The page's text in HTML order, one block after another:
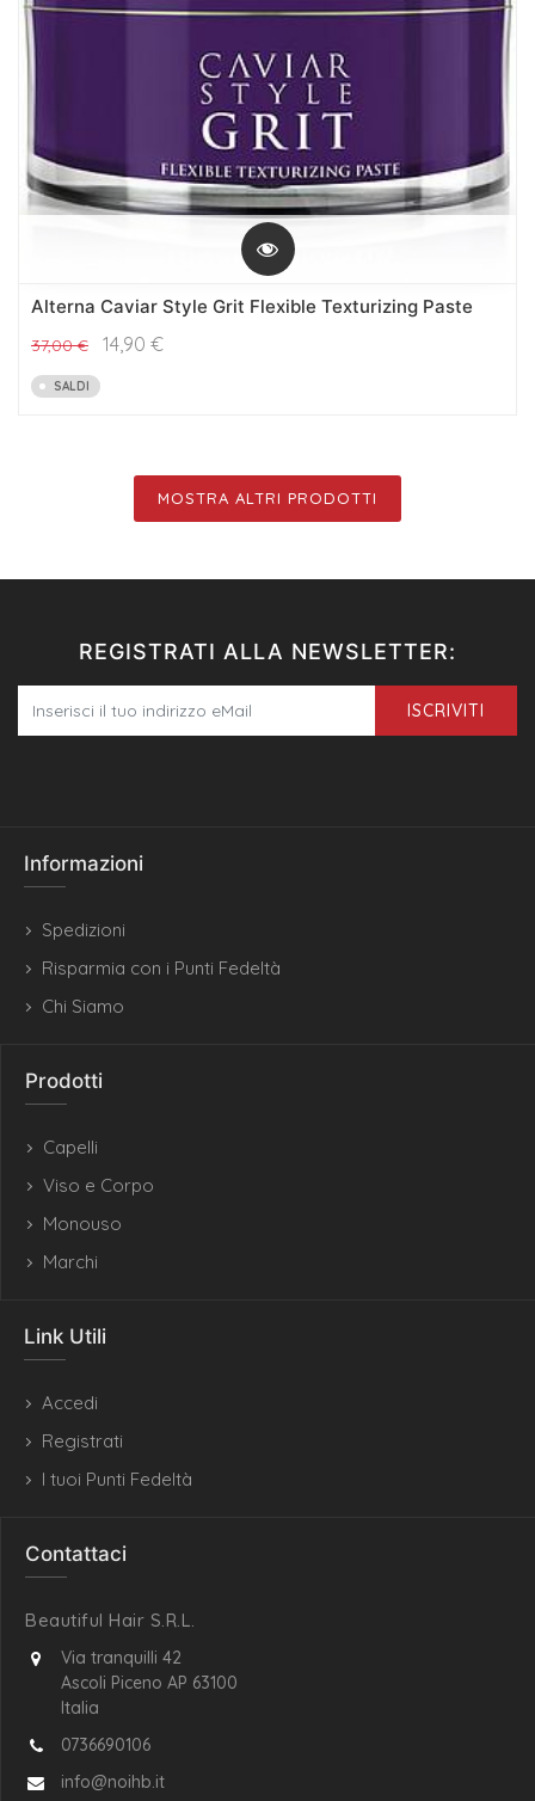
Alterna Caviar Style Grit Flexible Texturizing Paste
37,00€ 14,90 €
SALDI
MOSTRA ALTRI PRODOTTI
REGISTRATI ALLA NEWSLETTER:
ISCRIVITI
Informazioni
Spedizioni
Risparmia con i Punti Fedeltà
Chi Siamo
Prodotti
Capelli
Viso e Corpo
Monouso
Marchi
Link Utili
Accedi
Registrati
I tuoi Punti Fedeltà
Contattaci
Beautiful Hair S.R.L.
Via tranquilli 42
Ascoli Piceno AP 63100
Italia
0736690106
info@noihb.it